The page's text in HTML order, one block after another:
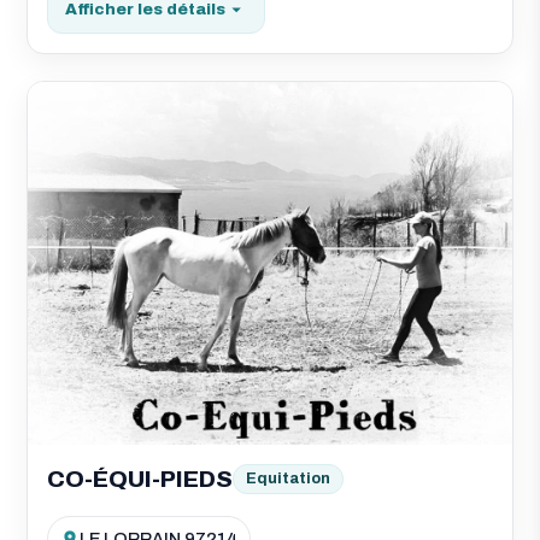
Afficher les détails
CO-ÉQUI-PIEDS Equitation